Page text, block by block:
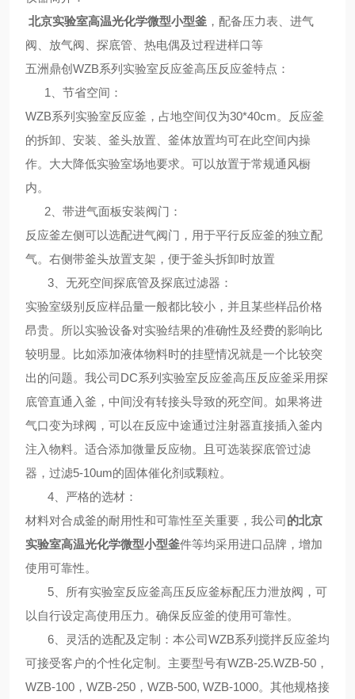
北京实验室高温光化学微型小型釜 ，配备压力表、进气
阀、放气阀、探底管、热电偶及过程进样口等
五洲鼎创WZB系列 实验室反应釜高压反应釜特点 ：
1、 节省空间 ：
WZB系列实验室反应釜，占地空间仅为30*40cm。反应釜
的拆卸、安装、釜头放置、釜体放置均可在此空间内操
作。大大降低实验室场地要求。可以放置于常规通风橱
内。
2、 带进气面板安装阀门 ：
反应釜左侧可以选配进气阀门，用于平行反应釜的独立配
气。右侧带釜头放置支架，便于釜头拆卸时放置
3、 无死空间探底管及探底过滤器 ：
实验室级别反应样品量一般都比较小，并且某些样品价格
昂贵。所以实验设备对实验结果的准确性及经费的影响比
较明显。比如添加液体物料时的挂壁情况就是一个比较突
出的问题。我公司DC系列 实验室反应釜高压反应釜采用探
底管直通入釜，中间没有转接头导致的死空间。如果将进
气口变为球阀，可以在反应中途通过注射器直接插入釜内
注入物料。适合添加微量反应物。且可选装探底管过滤
器，过滤5-10um的固体催化剂或颗粒。
4、 严格的选材 ：
材料对合成釜的耐用性和可靠性至关重要，我公司的北京
实验室高温光化学微型小型釜件等均采用进口品牌，增加
使用可靠性。
5、
所有实验室反应釜高压反应釜标配压力泄放阀，可
以自行设定高使用压力。确保反应釜的使用可靠性。
6、
灵活的选配及定制 ：本公司WZB系列搅拌反应釜均
可接受客户的个性化定制。主要型号有WZB-25.WZB-50，
WZB-100， WZB-250， WZB-500, WZB-1000。其他规格接